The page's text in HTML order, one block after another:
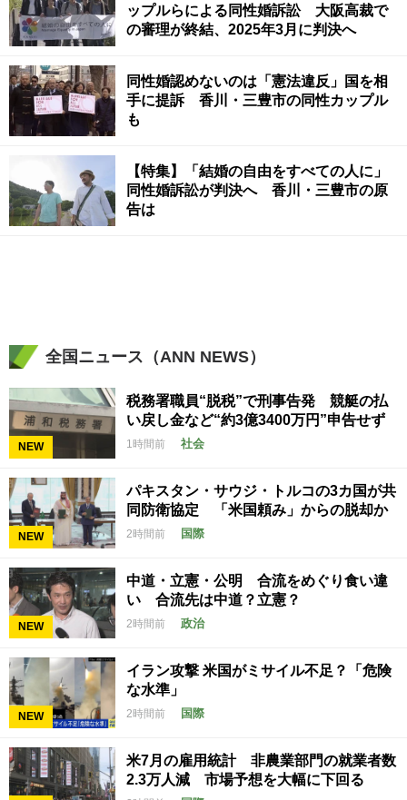
ップルらによる同性婚訴訟 大阪高裁で
の審理が終結、2025年3月に判決へ
同性婚認めないのは「憲法違反」国を相
手に提訴 香川・三豊市の同性カップル
も
【特集】「結婚の自由をすべての人に」
同性婚訴訟が判決へ 香川・三豊市の原
告は
全国ニュース（ANN NEWS）
NEW
税務署職員“脱税”で刑事告発 競艇の払
い戻し金など“約3億3400万円”申告せず
1時間前 社会
NEW
パキスタン・サウジ・トルコの3カ国が共
同防衛協定 「米国頼み」からの脱却か
2時間前 国際
NEW
中道・立憲・公明 合流をめぐり食い違
い 合流先は中道？立憲？
2時間前 政治
NEW
イラン攻撃 米国がミサイル不足？「危険
な水準」
2時間前 国際
米7月の雇用統計 非農業部門の就業者数
2.3万人減 市場予想を大幅に下回る